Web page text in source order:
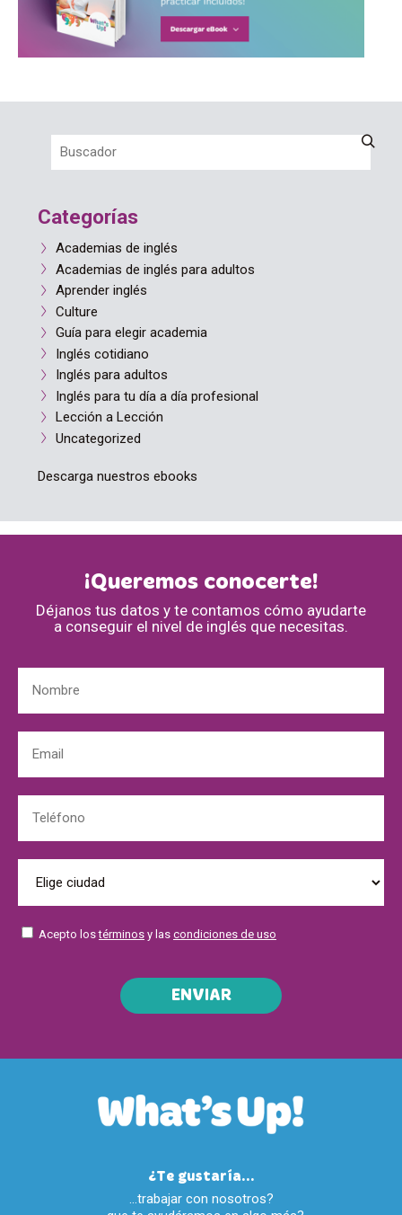
Categorías
Academias de inglés
Academias de inglés para adultos
Aprender inglés
Culture
Guía para elegir academia
Inglés cotidiano
Inglés para adultos
Inglés para tu día a día profesional
Lección a Lección
Uncategorized
Descarga nuestros ebooks
¡Queremos conocerte!
Déjanos tus datos y te contamos cómo ayudarte
a conseguir el nivel de inglés que necesitas.
Acepto lostérminos y las condiciones de uso
ENVIAR
¿Te gustaría...
…trabajar con nosotros?